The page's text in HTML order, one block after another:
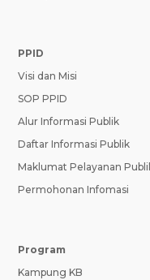
PPID
Visi dan Misi
SOP PPID
Alur Informasi Publik
Daftar Informasi Publik
Maklumat Pelayanan
Permohonan Infomasi
Program
Kampung KB